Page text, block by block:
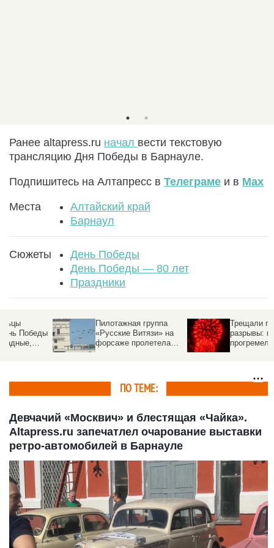
Ранее altapress.ru начал вести текстовую
трансляцию Дня Победы в Барнауле.
Подпишитесь на Алтапресс в Телеграме и в Max
Места
Алтайский край
Барнаул
Сюжеты
День Победы
День Победы — 80 лет
Праздники
Пилотажная группа
«Русские Витязи» на
форсаже пролетела
над Красной площадью
Трещали пальмовые
разрывы: в Барнауле
прогремел салют в
честь Великой Победы.
ПО ТЕМЕ:
Девчачий «Москвич» и блестящая «Чайка».
Altapress.ru запечатлел очарование выставки
ретро-автомобилей в Барнауле